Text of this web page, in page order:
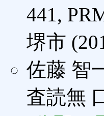
441,
堺市
佐藤 智
査読無